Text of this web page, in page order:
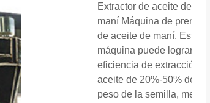
Extractor de aceite de
maní Máquina de prensa
de aceite de maní. Esta
máquina puede lograr una
eficiencia de extracción de
aceite de 20%-50% del
peso de la semilla, mejorar